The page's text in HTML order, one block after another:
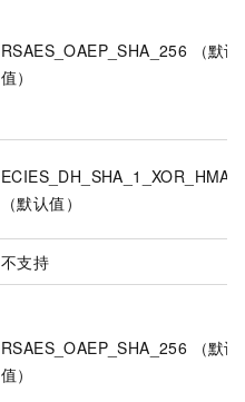
RSAES_OAEP_SHA_256 （默认
值）
ECIES_DH_SHA_1_XOR_HMAC
（默认值）
不支持
RSAES_OAEP_SHA_256 （默认
值）